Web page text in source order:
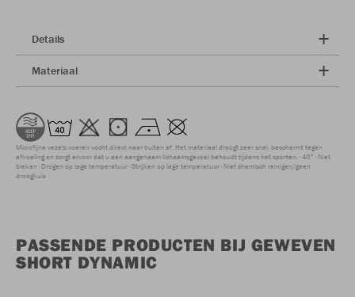
Details
Materiaal
Microfijne vezels voeren vocht direct naar buiten af. Het materiaal droogt zeer snel, beschermt tegen
afkoeling en zorgt ervoor dat u een aangenaam lichaamsgevoel behoudt tijdens het sporten. 40° Niet
bleken Drogen op lage temperatuur Strijken op lage temperatuur Niet chemisch reinigen/geen
droogkuis
PASSENDE PRODUCTEN BIJ GEWEVEN
SHORT DYNAMIC